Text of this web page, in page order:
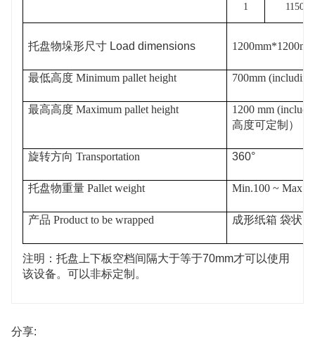
1
1150
托盘物垛形尺寸 Load dimensions
最低高度 Minimum pallet height 700mm
最高高度 Maximum pallet height
1200 mm
高度可定制）
旋转方向 Transportation 360°
托盘物重量 Pallet weight Min.100 ~
产品 Product to be wrapped 成形纸箱 袋状
注明：托盘上下板空档间隔大于等于70mm才可以使用
该设备。可以非标定制。
分享: